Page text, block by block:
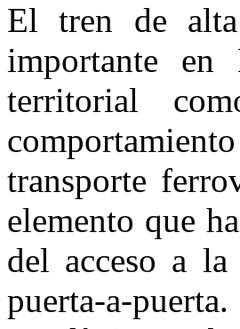
El tren de
importante en
territorial
transporte
elemento que
del acceso a
puerta-a-